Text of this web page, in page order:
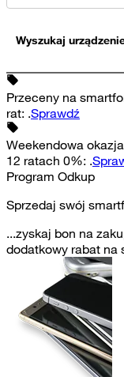
Wyszukaj
Przeceny na
rat: .Sprawdź
Weekendowa
12 ratach 0%: .
Program Odkup
Sprzedaj swój
...zyskaj bon na
dodatkowy rabat na